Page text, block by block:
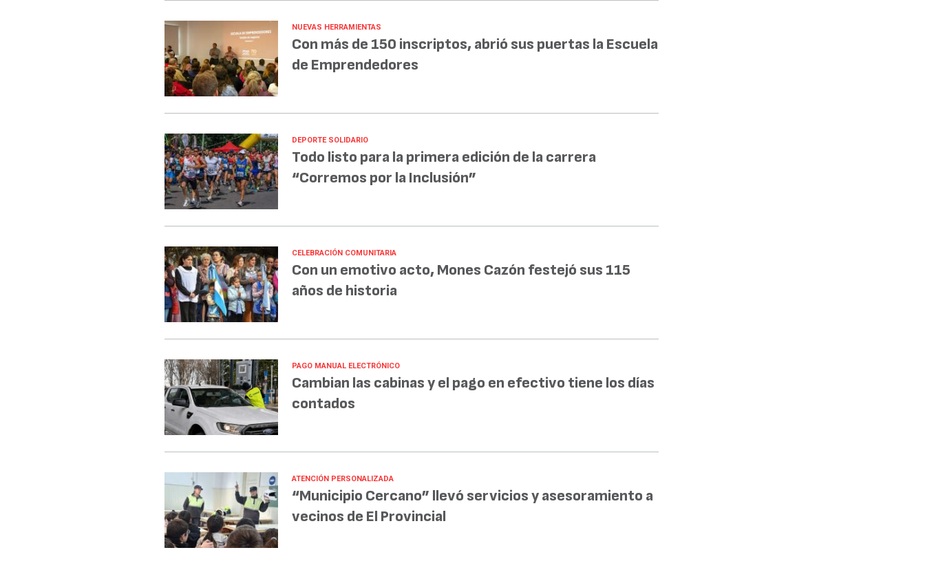
NUEVAS HERRAMIENTAS
Con más de 150 inscriptos, abrió sus puertas la Escuela
de Emprendedores
DEPORTE SOLIDARIO
Todo listo para la primera edición de la carrera
“Corremos por la Inclusión”
CELEBRACIÓN COMUNITARIA
Con un emotivo acto, Mones Cazón festejó sus 115
años de historia
PAGO MANUAL ELECTRÓNICO
Cambian las cabinas y el pago en efectivo tiene los días
contados
ATENCIÓN PERSONALIZADA
“Municipio Cercano” llevó servicios y asesoramiento a
vecinos de El Provincial